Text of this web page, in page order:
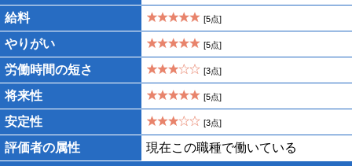
給料
[5点]
やりがい [5点]
労働時間の短さ [3点]
将来性 [5点]
安定性 [3点]
評価者の属性
現在この職種で働いている